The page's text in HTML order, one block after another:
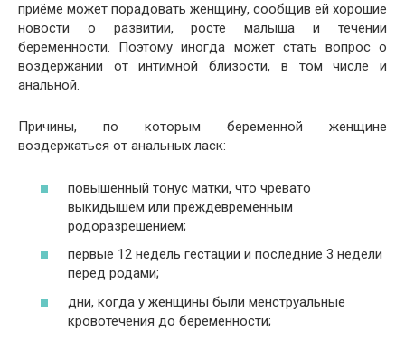
приёме может порадовать женщину, сообщив ей хорошие
новости о развитии, росте малыша и течении
беременности. Поэтому иногда может стать вопрос о
воздержании от интимной близости, в том числе и
анальной.
Причины, по которым беременной женщине
воздержаться от анальных ласк:
повышенный тонус матки, что чревато
выкидышем или преждевременным
родоразрешением;
первые 12 недель гестации и последние 3 недели
перед родами;
дни, когда у женщины были менструальные
кровотечения до беременности;